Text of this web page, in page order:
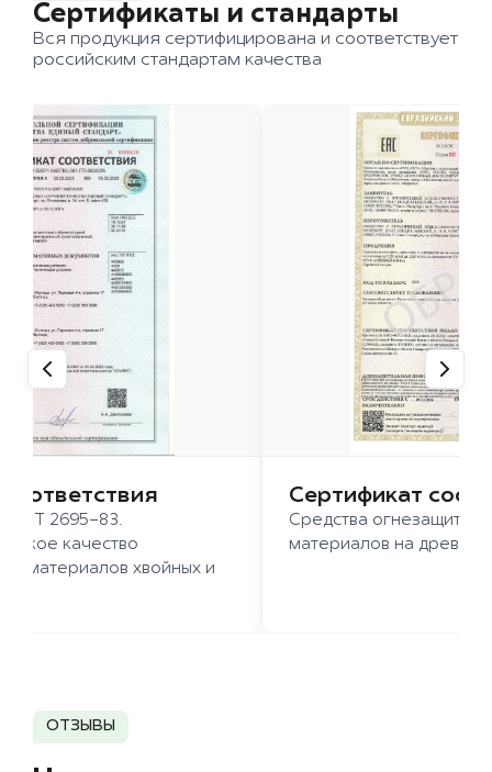
Сертификаты и стандарты
Вся продукция сертифицирована и соответствует
российским стандартам качества
2695-83.
качество
хвойных и
Сертификат
Средства огнезащиты
материалов на
ОТЗЫВЫ